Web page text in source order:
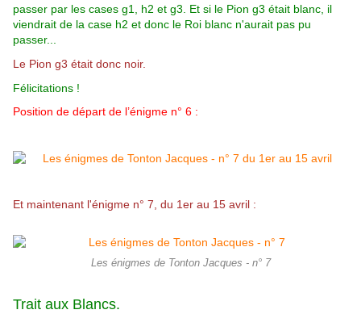
passer par les cases g1, h2 et g3. Et si le Pion g3 était blanc, il
viendrait de la case h2 et donc le Roi blanc n'aurait pas pu
passer...
Le Pion g3 était donc noir.
Félicitations !
Position de départ de l’énigme n° 6 :
Et maintenant l'énigme n° 7, du 1er au 15 avril :
Les énigmes de Tonton Jacques - n° 7
Trait aux Blancs.